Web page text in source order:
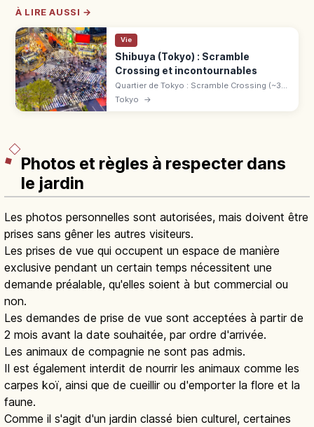
À LIRE AUSSI →
Vie
Shibuya (Tokyo) : Scramble
Crossing et incontournables
Quartier de Tokyo : Scramble Crossing (~3
000 piétons à chaque feu), statue de
Hachikō, Shibuya Scramble Square, Hikarie
Tokyo →
Photos et règles à respecter dans
le jardin
Les photos personnelles sont autorisées, mais doivent être
prises sans gêner les autres visiteurs.
Les prises de vue qui occupent un espace de manière
exclusive pendant un certain temps nécessitent une
demande préalable, qu'elles soient à but commercial ou
non.
Les demandes de prise de vue sont acceptées à partir de
2 mois avant la date souhaitée, par ordre d'arrivée.
Les animaux de compagnie ne sont pas admis.
Il est également interdit de nourrir les animaux comme les
carpes koï, ainsi que de cueillir ou d'emporter la flore et la
faune.
Comme il s'agit d'un jardin classé bien culturel, certaines